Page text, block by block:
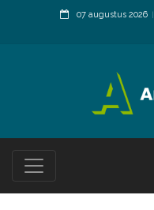
07 augustus 2026